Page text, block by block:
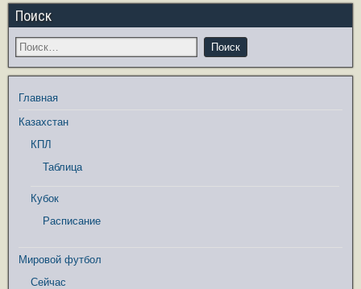
Поиск
Главная
Казахстан
КПЛ
Таблица
Кубок
Расписание
Мировой футбол
Сейчас